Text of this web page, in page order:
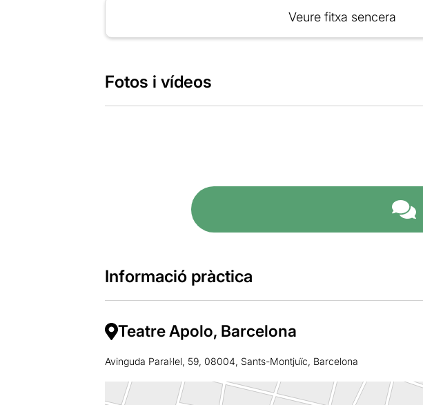
Veure fitxa sencera
Fotos i vídeos
Informació pràctica
Teatre Apolo, Barcelona
Avinguda Paral·lel, 59, 08004, Sants-Montjuïc, Barcelona